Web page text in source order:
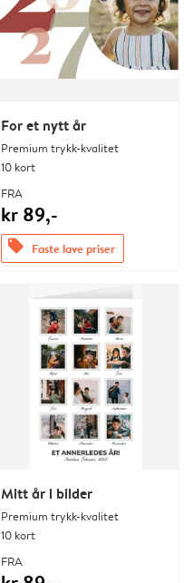
For et nytt år
Premium trykk-kvalitet
10 kort
FRA
kr 89,-
offers Faste lave priser
Mitt år i bilder
Premium trykk-kvalitet
10 kort
FRA